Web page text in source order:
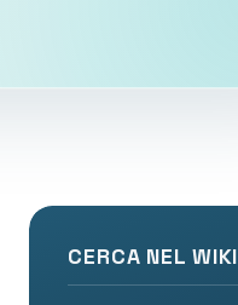
CERCA NEL WIKI